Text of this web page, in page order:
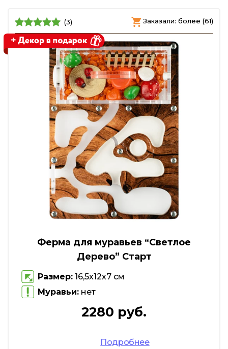
(3) Заказали: более (61)
Ферма для муравьев “Светлое
Дерево” Старт
Размер: 16,5х12х7 см
Муравьи: нет
2280 руб.
Подробнее